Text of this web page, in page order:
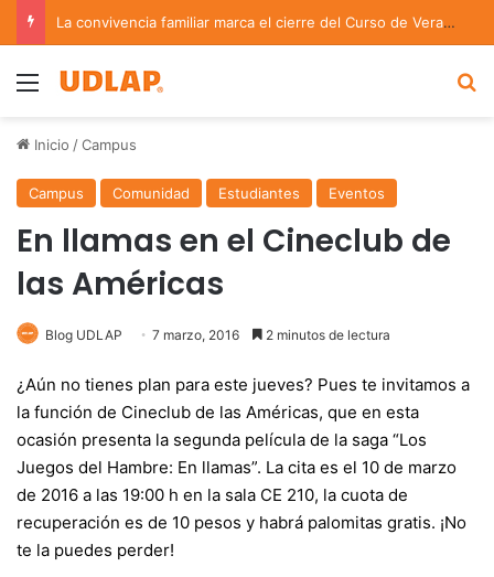
La convivencia familiar marca el cierre del Curso de Verano de Escuelas Aztecas
Menu
Inicio /Campus
Campus Comunidad Estudiantes Eventos
En llamas en el Cineclub de
las Américas
Blog UDLAP 7 marzo, 2016 2 minutos de lectura
¿Aún no tienes plan para este jueves? Pues te invitamos a
la función de Cineclub de las Américas, que en esta
ocasión presenta la segunda película de la saga “Los
Juegos del Hambre: En llamas”. La cita es el 10 de marzo
de 2016 a las 19:00 h en la sala CE 210, la cuota de
recuperación es de 10 pesos y habrá palomitas gratis. ¡No
te la puedes perder!